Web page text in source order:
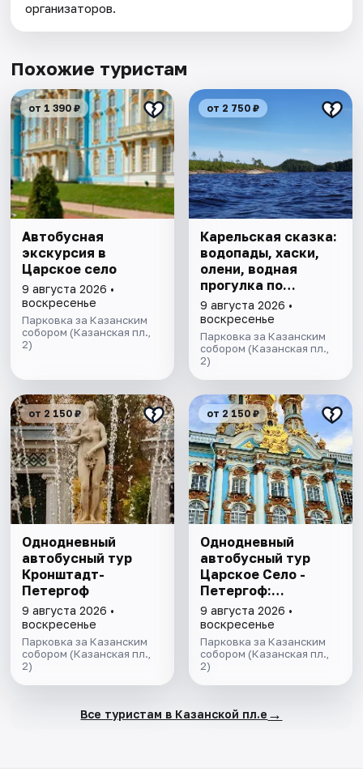
организаторов.
Похожие туристам
от 1 390 ₽
Автобусная
экскурсия в
Царское село
9 августа 2026 •
воскресенье
Парковка за Казанским
собором (Казанская пл.,
2)
от 2 750 ₽
Карельская сказка:
водопады, хаски,
олени, водная
прогулка по
Ладожским шхерам
на катере,
знакомство с
лютеранской
кирхой.
9 августа 2026 •
воскресенье
Парковка за Казанским
собором (Казанская пл.,
2)
от 2 150 ₽
Однодневный
автобусный тур
Кронштадт-
Петергоф
9 августа 2026 •
воскресенье
Парковка за Казанским
собором (Казанская пл.,
2)
от 2 150 ₽
Однодневный
автобусный тур
Царское Село -
Петергоф:
"Янтарная комната
и Фонтаны
Петергофа за 1
день"
9 августа 2026 •
воскресенье
Парковка за Казанским
собором (Казанская пл.,
2)
Все туристам в Казанской пл.е →